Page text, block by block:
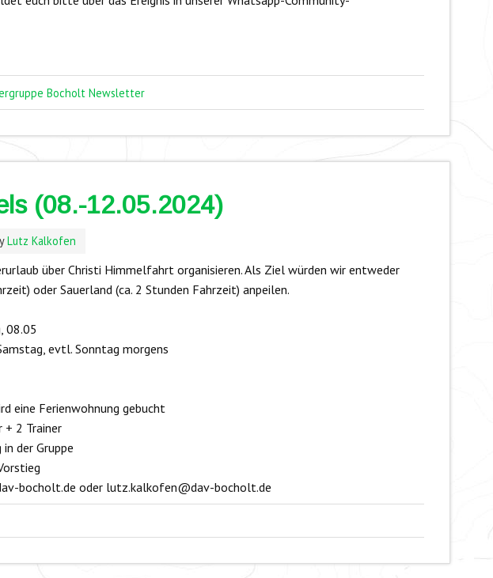
Bocholt Newsletter
(08.-12.05.2024)
Lutz Kalkofen
über Christi Himmelfahrt organisieren. Als Ziel würden wir entweder
oder Sauerland (ca. 2 Stunden Fahrzeit) anpeilen.
08.05
evtl. Sonntag morgens
eine Ferienwohnung gebucht
+ 2 Trainer
der Gruppe
bocholt.de oder lutz.kalkofen@dav-bocholt.de